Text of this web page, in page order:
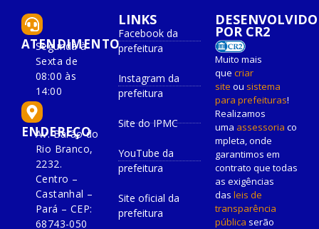
ATENDIMENTO
Segunda à
Sexta de
08:00 às
14:00
ENDEREÇO
Av. Barão do
Rio Branco,
2232.
Centro –
Castanhal –
Pará – CEP:
68743-050
LINKS
Facebook da
prefeitura
Instagram da
prefeitura
Site do IPMC
YouTube da
prefeitura
Site oficial da
prefeitura
DESENVOLVIDO
POR CR2
Muito mais
que criar
site ou sistema
para prefeituras!
Realizamos
uma assessoria co
mpleta, onde
garantimos em
contrato que todas
as exigências
das leis de
transparência
pública serão